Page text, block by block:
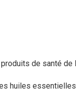
de santé de
huiles